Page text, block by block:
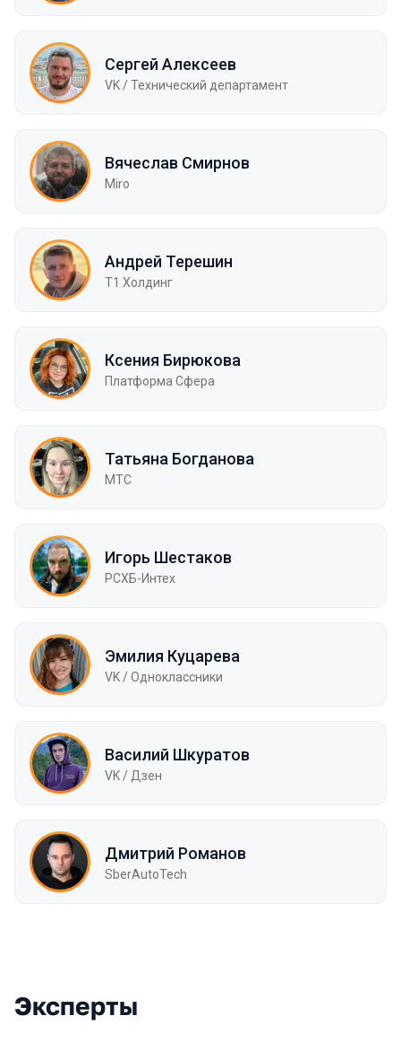
Сергей Алексеев
VK / Технический департамент
Вячеслав Смирнов
Miro
Андрей Терешин
Т1 Холдинг
Ксения Бирюкова
Платформа Сфера
Татьяна Богданова
МТС
Игорь Шестаков
РСХБ-Интех
Эмилия Куцарева
VK / Одноклассники
Василий Шкуратов
VK / Дзен
Дмитрий Романов
SberAutoTech
Эксперты